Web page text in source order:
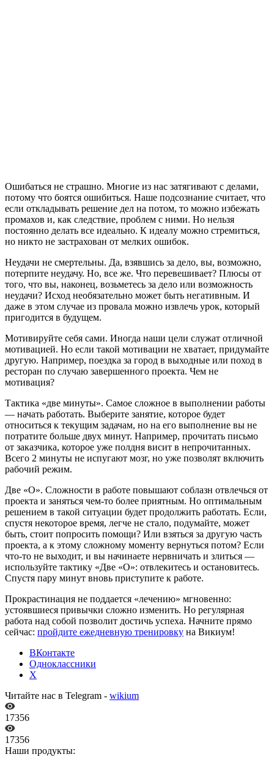
Ошибаться не страшно. Многие из нас затягивают с делами,
потому что боятся ошибиться. Наше подсознание считает, что
если откладывать решение дел на потом, то можно избежать
промахов и, как следствие, проблем с ними. Но нельзя
постоянно делать все идеально. К идеалу можно стремиться,
но никто не застрахован от мелких ошибок.
Неудачи не смертельны. Да, взявшись за дело, вы, возможно,
потерпите неудачу. Но, все же. Что перевешивает? Плюсы от
того, что вы, наконец, возьметесь за дело или возможность
неудачи? Исход необязательно может быть негативным. И
даже в этом случае из провала можно извлечь урок, который
пригодится в будущем.
Мотивируйте себя сами. Иногда наши цели служат отличной
мотивацией. Но если такой мотивации не хватает, придумайте
другую. Например, поездка за город в выходные или поход в
ресторан по случаю завершенного проекта. Чем не
мотивация?
Тактика «две минуты». Самое сложное в выполнении работы
— начать работать. Выберите занятие, которое будет
относиться к текущим задачам, но на его выполнение вы не
потратите больше двух минут. Например, прочитать письмо
от заказчика, которое уже полдня висит в непрочитанных.
Всего 2 минуты не испугают мозг, но уже позволят включить
рабочий режим.
Две «О». Сложности в работе повышают соблазн отвлечься от
проекта и заняться чем-то более приятным. Но оптимальным
решением в такой ситуации будет продолжить работать. Если,
спустя некоторое время, легче не стало, подумайте, может
быть, стоит попросить помощи? Или взяться за другую часть
проекта, а к этому сложному моменту вернуться потом? Если
что-то не выходит, и вы начинаете нервничать и злиться —
используйте тактику «Две «О»: отвлекитесь и остановитесь.
Спустя пару минут вновь приступите к работе.
Прокрастинация не поддается «лечению» мгновенно:
устоявшиеся привычки сложно изменить. Но регулярная
работа над собой позволит достичь успеха. Начните прямо
сейчас: пройдите ежедневную тренировку на Викиум!
ВКонтакте
Одноклассники
X
Читайте нас в Telegram - wikium
17356
17356
Наши продукты: